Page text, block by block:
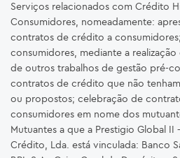
Serviços relacionados com Crédito
Consumidores, nomeadamente:
contratos de crédito a
consumidores, mediante a
de outros trabalhos de gestão pré-
contratos de crédito que não
ou propostos; celebração de
consumidores em nome dos
Mutuantes a que a Prestigio Global
Crédito, Lda. está vinculada: Banco